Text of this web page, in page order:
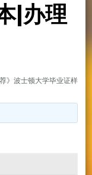
|办理
》波士顿大学毕业证样